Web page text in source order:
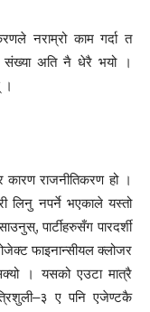
नराम्रो काम गर्दा त
संख्या अति नै धेरै भयो ।
।
राजनीतिकरण हो ।
लिनु नपर्ने भएकाले यस्तो
पार्टीहरुसँग पारदर्शी
फाइनान्सीयल क्लोजर
। यसको एउटा मात्रै
ए पनि एजेण्टकै